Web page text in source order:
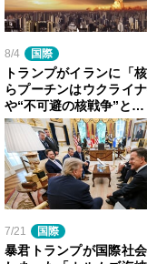
8/4 国際
トランプがイランに「
らプーチンはウクライ
や“不可避の核戦争”と…
7/21 国際
暴君トランプが国際社